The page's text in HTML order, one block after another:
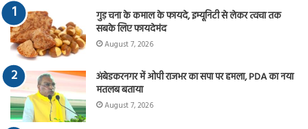
गुड़ चना के कमाल के फायदे, इम्यूनिटी से लेकर त्वचा तक
सबके लिए फायदेमंद
August 7, 2026
अंबेडकरनगर में ओपी राजभर का सपा पर हमला, PDA का नया
मतलब बताया
August 7, 2026